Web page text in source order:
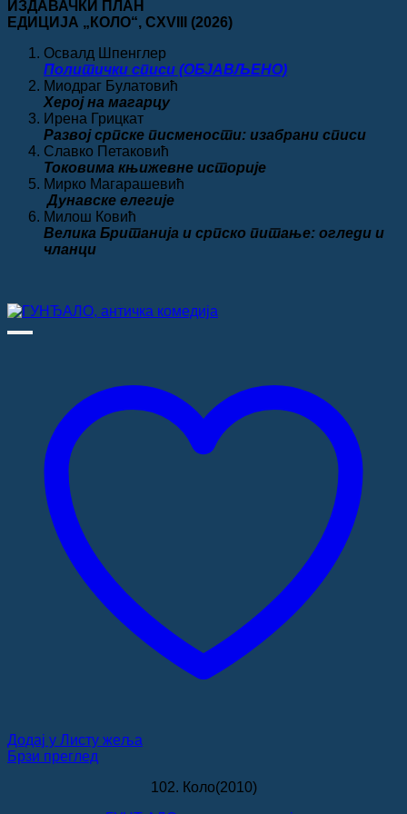
450.00 рсд.
је
била:
320.00 рсд.
ИЗДАВАЧКИ ПЛАН
ЕДИЦИЈА „КОЛО“, CXVIII
(2026)
Освалд Шпенглер
Политички списи (ОБЈАВЉЕНО)
Миодраг Булатовић
Херој на магарцу
Ирена Грицкат
Развој српске писмености: изабрани списи
Славко Петаковић
Токовима књижевне историје
Мирко Магарашевић
Дунавске елегије
Милош Ковић
Велика Британија и српско питање: огледи и
чланци
Додај у Листу жеља
Брзи преглед
102. Коло(2010)